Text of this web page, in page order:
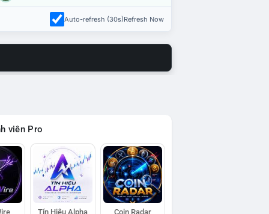
Auto-refresh (30s)Refresh Now
viên Pro
Tín Hiệu Alpha Coin Radar